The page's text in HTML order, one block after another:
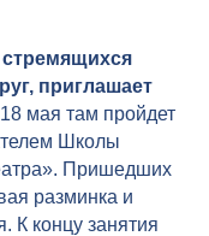
приглашает
18 мая там пройдет
Школы
Пришедших
разминка и
К концу занятия